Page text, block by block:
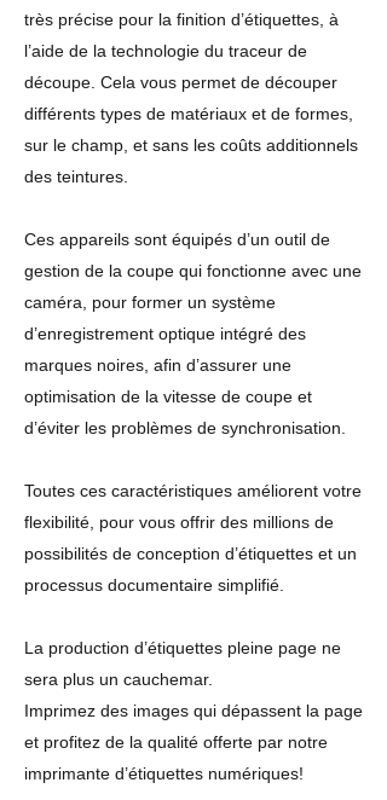
très précise pour la finition d’étiquettes, à
l’aide de la technologie du traceur de
découpe. Cela vous permet de découper
différents types de matériaux et de formes,
sur le champ, et sans les coûts additionnels
des teintures.
Ces appareils sont équipés d’un outil de
gestion de la coupe qui fonctionne avec une
caméra, pour former un système
d’enregistrement optique intégré des
marques noires, afin d’assurer une
optimisation de la vitesse de coupe et
d’éviter les problèmes de synchronisation.
Toutes ces caractéristiques améliorent votre
flexibilité, pour vous offrir des millions de
possibilités de conception d’étiquettes et un
processus documentaire simplifié.
La production d’étiquettes pleine page ne
sera plus un cauchemar.
Imprimez des images qui dépassent la page
et profitez de la qualité offerte par notre
imprimante d’étiquettes numériques!